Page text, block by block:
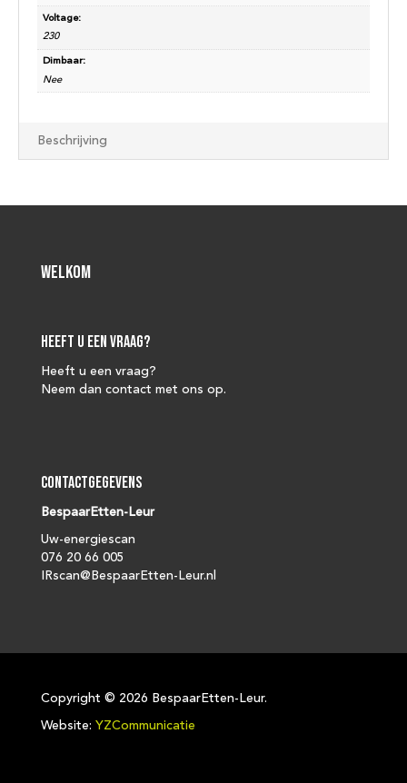
Voltage:
230
Dimbaar:
Nee
Beschrijving
Welkom
Heeft u een vraag?
Heeft u een vraag?
Neem dan contact met ons op.
Contactgegevens
BespaarEtten-Leur
Uw-energiescan
076 20 66 005
IRscan@BespaarEtten-Leur.nl
Copyright © 2026 BespaarEtten-Leur.
Website: YZCommunicatie